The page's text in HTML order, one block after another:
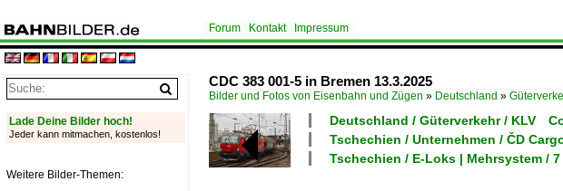
Forum Kontakt Impressum
CDC 383 001-5 in Bremen 13.3.2025
Bilder und Fotos von Eisenbahn und Zügen » Deutschland »
Deutschland / Güterverkehr / KLV
Tschechien / Unternehmen / ČD
Tschechien / E-Loks | Mehrsystem
Lade Deine Bilder hoch!
Jeder kann mitmachen, kostenlos!
Weitere Bilder-Themen: